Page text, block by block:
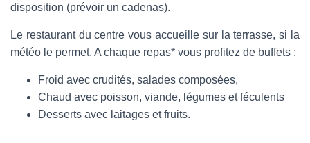
disposition (prévoir un cadenas).
Le restaurant du centre vous accueille sur la terrasse, si la
météo le permet. A chaque repas* vous profitez de buffets :
Froid avec crudités, salades composées,
Chaud avec poisson, viande, légumes et féculents
Desserts avec laitages et fruits.